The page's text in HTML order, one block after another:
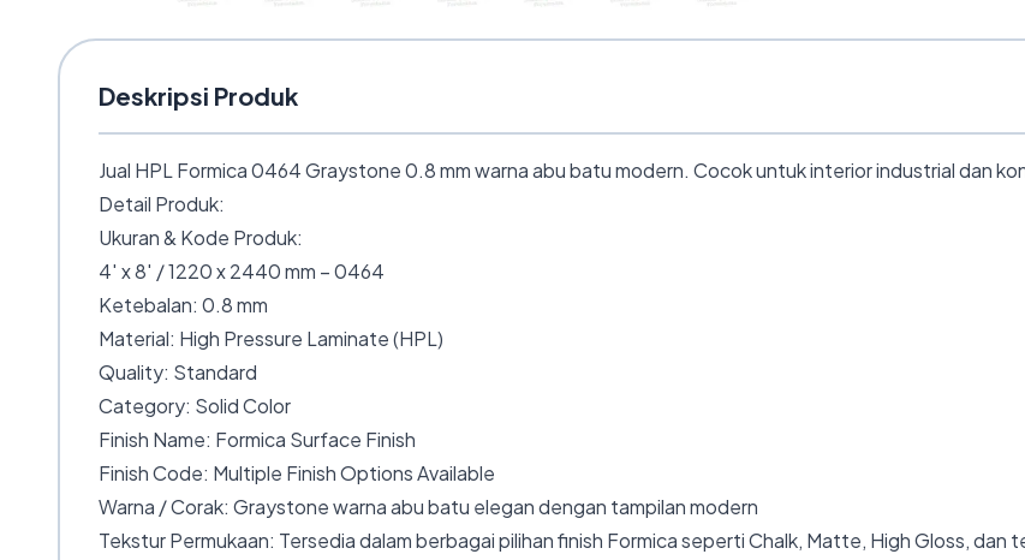
Deskripsi Produk
Jual HPL Formica 0464 Graystone 0.8 mm warna abu batu modern. Cocok untuk interior industrial dan
Detail Produk:
Ukuran & Kode Produk:
4′ x 8′ / 1220 x 2440 mm – 0464
Ketebalan: 0.8 mm
Material: High Pressure Laminate (HPL)
Quality: Standard
Category: Solid Color
Finish Name: Formica Surface Finish
Finish Code: Multiple Finish Options Available
Warna / Corak: Graystone warna abu batu elegan dengan tampilan modern
Tekstur Permukaan: Tersedia dalam berbagai pilihan finish Formica seperti Chalk, Matte, High Gloss,